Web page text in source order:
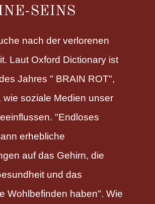
SEINS
nach der verlorenen
Laut Oxford Dictionary ist
Jahres " BRAIN ROT",
wie soziale Medien unser
"Endloses
erhebliche
auf das Gehirn, die
und das
Wohlbefinden haben". Wie